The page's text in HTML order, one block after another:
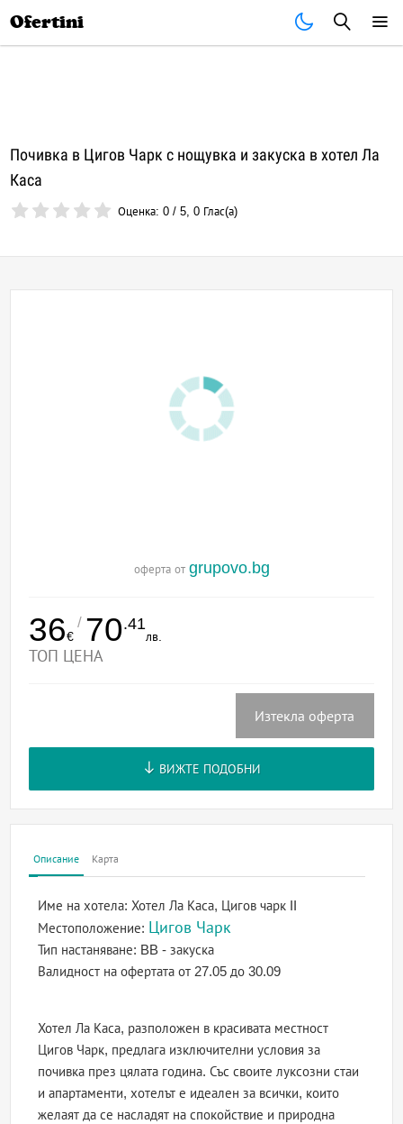
Ofertini
Почивка в Цигов Чарк с нощувка и закуска в хотел Ла
Каса
Оценка:0 /5,0 Глас(а)
оферта от grupovo.bg
36€
/ 70.41
лв.
ТОП ЦЕНА
Изтекла оферта
ВИЖТЕ ПОДОБНИ
Описание Карта
Име на хотела: Хотел Ла Каса, Цигов чарк II
Местоположение: Цигов Чарк
Тип настаняване: BB - закуска
Валидност на офертатаот 27.05 до 30.09
Хотел Ла Каса, разположен в красивата местност
Цигов Чарк, предлага изключителни условия за
почивка през цялата година. Със своите луксозни стаи
и апартаменти, хотелът е идеален за всички, които
желаят да се насладят на спокойствие и природна